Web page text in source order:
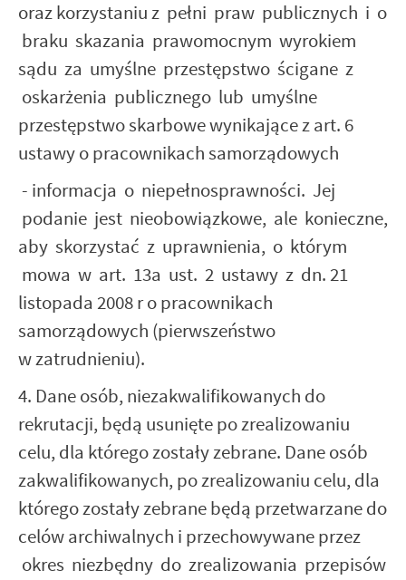
oraz korzystaniu z pełni praw publicznych i o
braku skazania prawomocnym wyrokiem
sądu za umyślne przestępstwo ścigane z
oskarżenia publicznego lub umyślne
przestępstwo skarbowe wynikające z art. 6
ustawy o pracownikach samorządowych
- informacja o niepełnosprawności. Jej
podanie jest nieobowiązkowe, ale konieczne,
aby skorzystać z uprawnienia, o którym
mowa w art. 13a ust. 2 ustawy z dn. 21
listopada 2008 r o pracownikach
samorządowych (pierwszeństwo
w zatrudnieniu).
4. Dane osób, niezakwalifikowanych do
rekrutacji, będą usunięte po zrealizowaniu
celu, dla którego zostały zebrane. Dane osób
zakwalifikowanych, po zrealizowaniu celu, dla
którego zostały zebrane będą przetwarzane do
celów archiwalnych i przechowywane przez
okres niezbędny do zrealizowania przepisów